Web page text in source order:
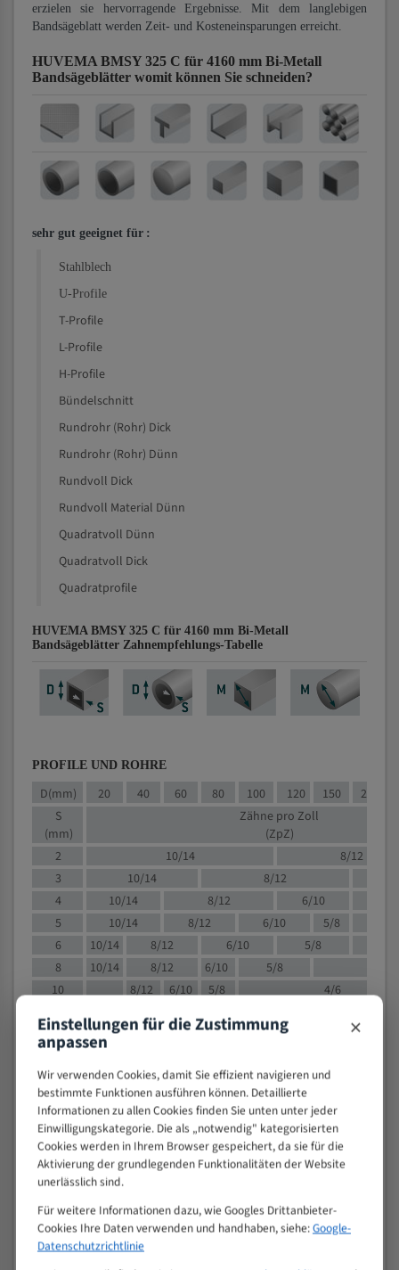
erzielen sie hervorragende Ergebnisse. Mit dem langlebigen
Bandsägeblatt werden Zeit- und Kosteneinsparungen erreicht.
HUVEMA BMSY 325 C für 4160 mm Bi-Metall
Bandsägeblätter womit können Sie schneiden?
sehr gut geeignet für :
Stahlblech
U-Profile
T-Profile
L-Profile
H-Profile
Bündelschnitt
Rundrohr (Rohr) Dick
Rundrohr (Rohr) Dünn
Rundvoll Dick
Rundvoll Material Dünn
Quadratvoll Dünn
Quadratvoll Dick
Quadratprofile
HUVEMA BMSY 325 C für 4160 mm Bi-Metall
Bandsägeblätter Zahnempfehlungs-Tabelle
PROFILE UND ROHRE
D(mm) 20 40 60 80 100 120 150 200
S
(mm)
Zähne pro Zoll
(ZpZ)
2
10/14
8/12
3
10/14 8/12
4
10/14 8/12 6/10
5
10/14 8/12 6/10
5/8
6
10/14 8/12 6/10
5/8
8
10/14 8/12 6/10 5/8
10
8/12 6/10 5/8
4/6
8/12 6/10
15
8/12 6/10
4/5
20
30
4/5
50
4/5
80
> 100
VOLLMATERIAL
M (mm)
Zähne pro
Zoll (ZpZ))
>
Einstellungen für die Zustimmung
anpassen ×
Wir verwenden Cookies, damit Sie effizient navigieren und
bestimmte Funktionen ausführen können. Detaillierte
Informationen zu allen Cookies finden Sie unten unter jeder
Einwilligungskategorie. Die als „notwendig" kategorisierten
Cookies werden in Ihrem Browser gespeichert, da sie für die
Aktivierung der grundlegenden Funktionalitäten der Website
unerlässlich sind.
Für weitere Informationen dazu, wie Googles Drittanbieter-
Cookies Ihre Daten verwenden und handhaben, siehe:Google-
Datenschutzrichtlinie